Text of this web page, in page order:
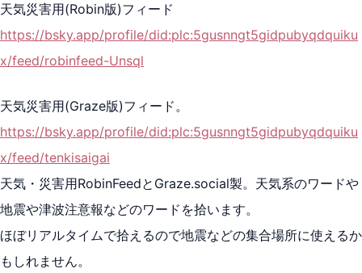
天気災害用(Robin版)フィード
https://bsky.app/profile/did:plc:5gusnngt5gidpubyqdquiku
x/feed/robinfeed-Unsql
天気災害用(Graze版)フィード。
https://bsky.app/profile/did:plc:5gusnngt5gidpubyqdquiku
x/feed/tenkisaigai
天気・災害用RobinFeedとGraze.social製。天気系のワードや
地震や津波注意報などのワードを拾います。
ほぼリアルタイムで拾えるので地震などの集合場所に使えるか
もしれません。